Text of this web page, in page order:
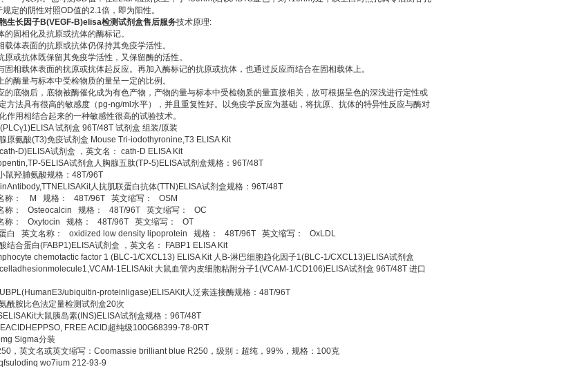
规定的阴性对照OD值的2.1倍，即为阳性。
生长因子B(VEGF-B)elisa检测试剂盒售后服务技术原理:
的固相化及抗原或抗体的酶标记。
载体表面的抗原或抗体仍保持其免疫学活性。
原或抗体既保留其免疫学活性，又保留酶的活性。
固相载体表面的抗原或抗体起反应。再加入酶标记的抗原或抗体，也通过反应而结合在固相载体上。
的酶量与标本中受检物质的量呈一定的比例。
的底物后，底物被酶催化成为有色产物，产物的量与标本中受检物质的量直接相关，故可根据呈色的深浅进行定性或
方法具有很高的敏感度（pg-ng/ml 水平），并且重复性好。以免疫学反应为基础，将抗原、抗体的特异性反应与酶对
作用相结合起来的一种敏感性很高的试验技术。
(PLCγ1)ELISA试剂盒 96T/48T 试剂盒 组装/原装
原氨酸(T3)免疫试剂盒 Mouse Tri-iodothyronine,T3 ELISA Kit
D)ELISA试剂盒 ，英文名： cath-D ELISA Kit
5ELISA试剂盒人胸腺五肽(TP-5)ELISA试剂盒规格： 96T/48T
鼠羟脯氨酸规格： 48T/96T
人抗肌联蛋白抗体(TTN)ELISA试剂盒规格： 96T/48T
称： M 规格： 48T/96T 英文缩写：
OSM
称： Osteocalcin 规格： 48T/96T 英文缩写：
OC
称： Oxytocin 规格： 48T/96T 英文缩写：
OT
白
英文名称： oxidized low density lipoprotein 规格： 48T/96T 英文缩写：
OxLDL
结合蛋白(FABP1)ELISA试剂盒 ，英文名：
FABP1 ELISA Kit
chemotactic factor 1 (BLC-1/CXCL13) ELISA Kit 人 B-淋巴细胞趋化因子1(BLC-1/CXCL13)ELISA试剂盒
1ELISAkit 大鼠血管内皮细胞粘附分子1(VCAM-1/CD106)ELISA试剂盒 96T/48T 进口
ubiquitin-proteinligase)ELISAKit人泛素连接酶规格： 48T/96T
酰胺比色法定量检测试剂盒20次
大鼠胰岛素(INS)ELISA试剂盒规格： 96T/48T
FREE ACID超纯级100G68399-78-0RT
Sigma分装
，英文名或英文缩写： Coomassie brilliant blue R250 ，级别：超纯， 99% ，规格： 100克
wo7ium 212-93-9